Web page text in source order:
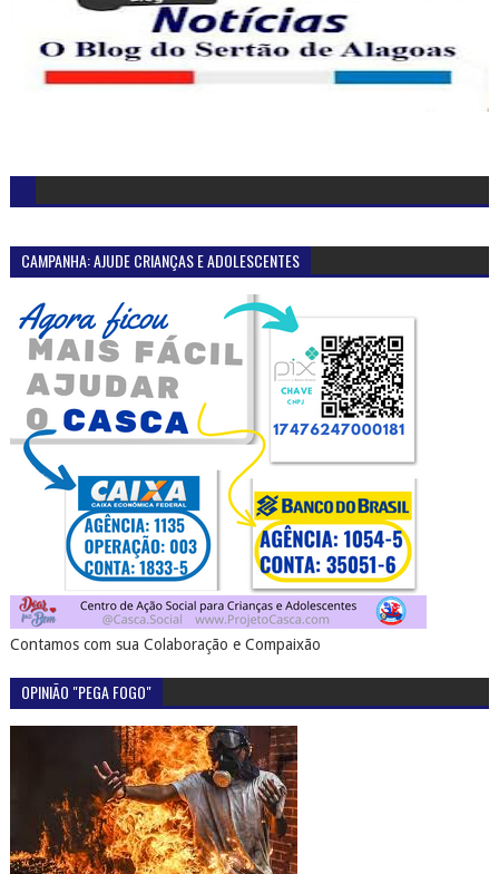
CAMPANHA: AJUDE CRIANÇAS E ADOLESCENTES
Contamos com sua Colaboração e Compaixão
OPINIÃO "PEGA FOGO"